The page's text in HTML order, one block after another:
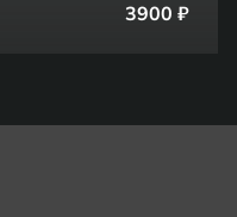
3900 ₽